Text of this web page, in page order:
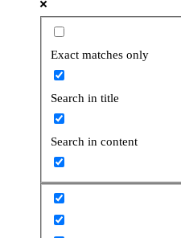
Exact matches only
Search in title
Search in content